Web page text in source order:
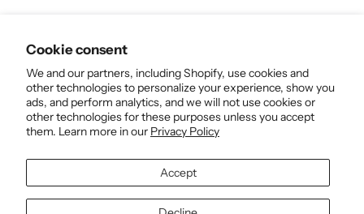
Cookie consent
We and our partners, including Shopify, use cookies and
other technologies to personalize your experience, show you
ads, and perform analytics, and we will not use cookies or
other technologies for these purposes unless you accept
them. Learn more in our Privacy Policy
Accept
English